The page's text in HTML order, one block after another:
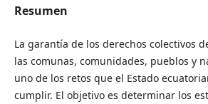
Resumen
La garantía de los derechos colectivos
las comunas, comunidades, pueblos y
uno de los retos que el Estado
cumplir. El objetivo es determinar los